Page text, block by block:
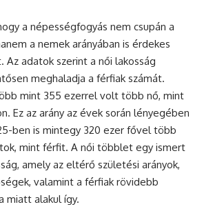
a népességfogyás nem csupán a
a nemek arányában is érdekes
adatok szerint a női lakosság
meghaladja a férfiak számát.
mint 355 ezerrel volt több nő, mint
Ez az arány az évek során lényegében
ben is mintegy 320 ezer fővel több
mint férfit. A női többlet egy ismert
amely az eltérő születési arányok,
valamint a férfiak rövidebb
miatt alakul így.